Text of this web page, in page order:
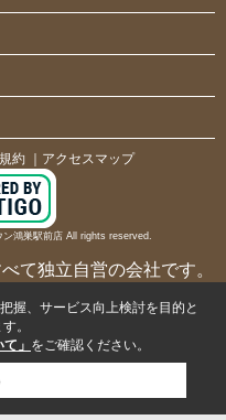
約 ｜アクセスマップ
鴻巣駅前店 All rights reserved.
て独立自営の会社です。
握、サービス向上検討を目的と
。
」 をご確認ください。